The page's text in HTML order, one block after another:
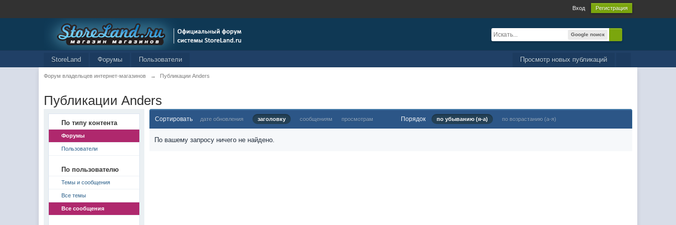
Вход Регистрация
Google поиск
Просмотр новых публикаций
StoreLand Форумы Пользователи
Форум владельцев интернет-магазинов → Публикации Anders
Публикации Anders
По типу контента
Форумы
Пользователи
По пользователю
Темы и сообщения
Все темы
Все сообщения
Сортировать дате обновления заголовку сообщениям просмотрам Порядок по убыванию (я-а) по возрастанию (а-я)
По вашему запросу ничего не найдено.